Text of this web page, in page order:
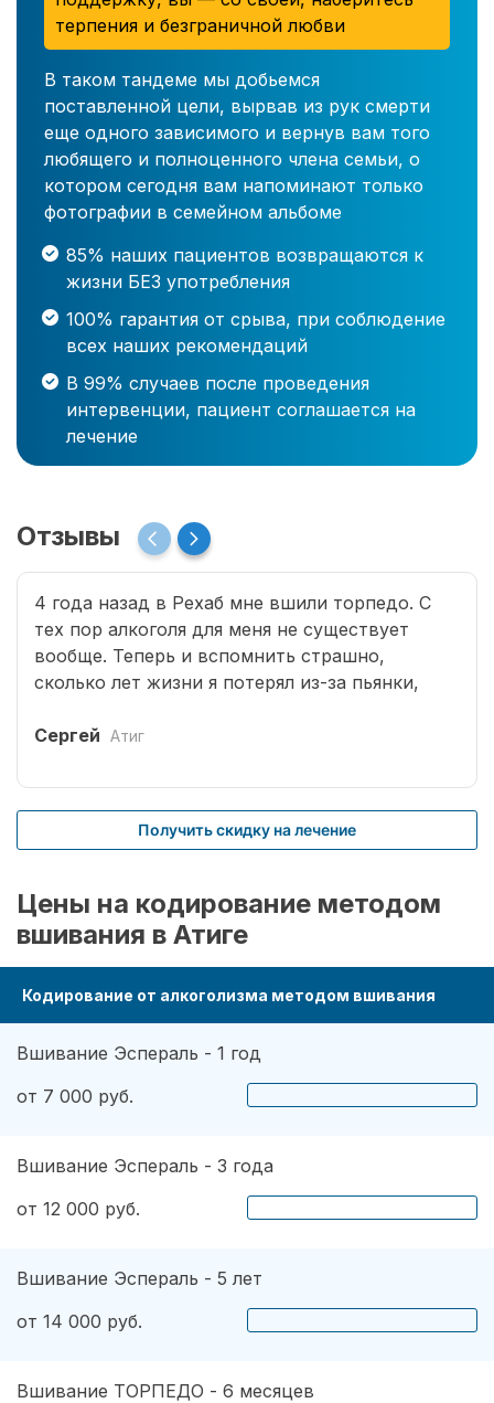
терпения и безграничной любви
В таком тандеме мы добьемся
поставленной цели, вырвав из рук смерти
еще одного зависимого и вернув вам того
любящего и полноценного члена семьи, о
котором сегодня вам напоминают только
фотографии в семейном альбоме
85% наших пациентов возвращаются к
жизни БЕЗ употребления
100% гарантия от срыва, при соблюдение
всех наших рекомендаций
В 99% случаев после проведения
интервенции, пациент соглашается на
лечение
Отзывы
4 года назад в Рехаб мне вшили торпедо. С
тех пор алкоголя для меня не существует
вообще. Теперь и вспомнить страшно,
сколько лет жизни я потерял из-за пьянки,
мою новую жизнь.
Сергей Атиг
Получить скидку на лечение
Цены на кодирование методом
вшивания в Атиге
Кодирование от алкоголизма методом вшивания
Вшивание Эспераль - 1 год
от 7 000 руб.
Вшивание Эспераль - 3 года
от 12 000 руб.
Вшивание Эспераль - 5 лет
от 14 000 руб.
Вшивание ТОРПЕДО - 6 месяцев